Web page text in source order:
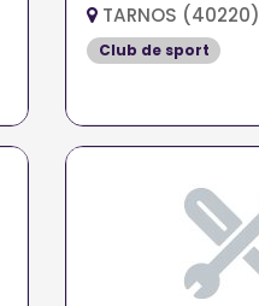
TARNOS (40220)
Club de sport